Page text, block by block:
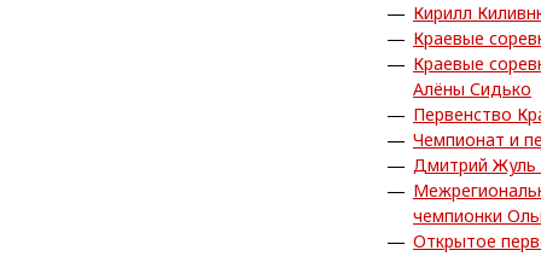
Кирилл
Краевые
Краевые
Алёны Сидько
Первенство
Чемпионат и
Дмитрий Жуль
чемпионки
Открытое